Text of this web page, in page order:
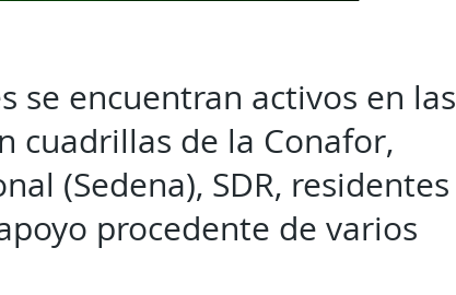
se encuentran activos en las
cuadrillas de la Conafor,
(Sedena), SDR, residentes
procedente de varios